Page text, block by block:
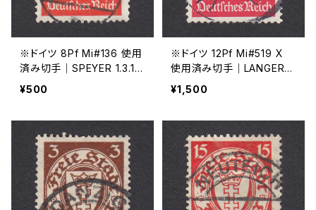
※ドイツ 8Pf Mi#136 使用
済み切手｜SPEYER 1.3.19
39
¥500
※ドイツ 12Pf Mi#519 X
使用済み切手｜LANGERRI
NGEN 26.APR.1938
¥1,500